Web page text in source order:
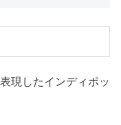
現したインディポッ